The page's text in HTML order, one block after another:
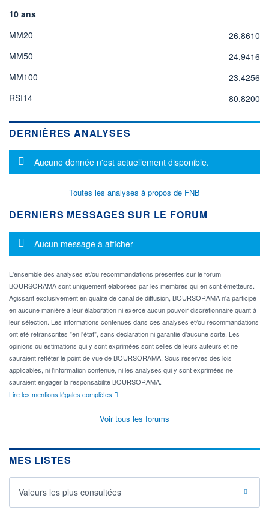
10 ans
- -
-
MM20
26,8610
MM50
24,9416
MM100
23,4256
RSI14
80,8200
DERNIÈRES ANALYSES
Message d'information
Aucune donnée n'est actuellement disponible.
Toutes les analyses à propos de FNB
DERNIERS MESSAGES SUR LE FORUM
Message d'information
Aucun message à afficher
L'ensemble des analyses et/ou recommandations présentes sur le forum
BOURSORAMA sont uniquement élaborées par les membres qui en sont émetteurs.
Agissant exclusivement en qualité de canal de diffusion, BOURSORAMA n'a participé
en aucune manière à leur élaboration ni exercé aucun pouvoir discrétionnaire quant à
leur sélection. Les informations contenues dans ces analyses et/ou recommandations
ont été retranscrites "en l'état", sans déclaration ni garantie d'aucune sorte. Les
opinions ou estimations qui y sont exprimées sont celles de leurs auteurs et ne
sauraient refléter le point de vue de BOURSORAMA. Sous réserves des lois
applicables, ni l'information contenue, ni les analyses qui y sont exprimées ne
sauraient engager la responsabilité BOURSORAMA.
Lire les mentions légales complètes
Voir tous les forums
MES LISTES
Valeurs les plus consultées